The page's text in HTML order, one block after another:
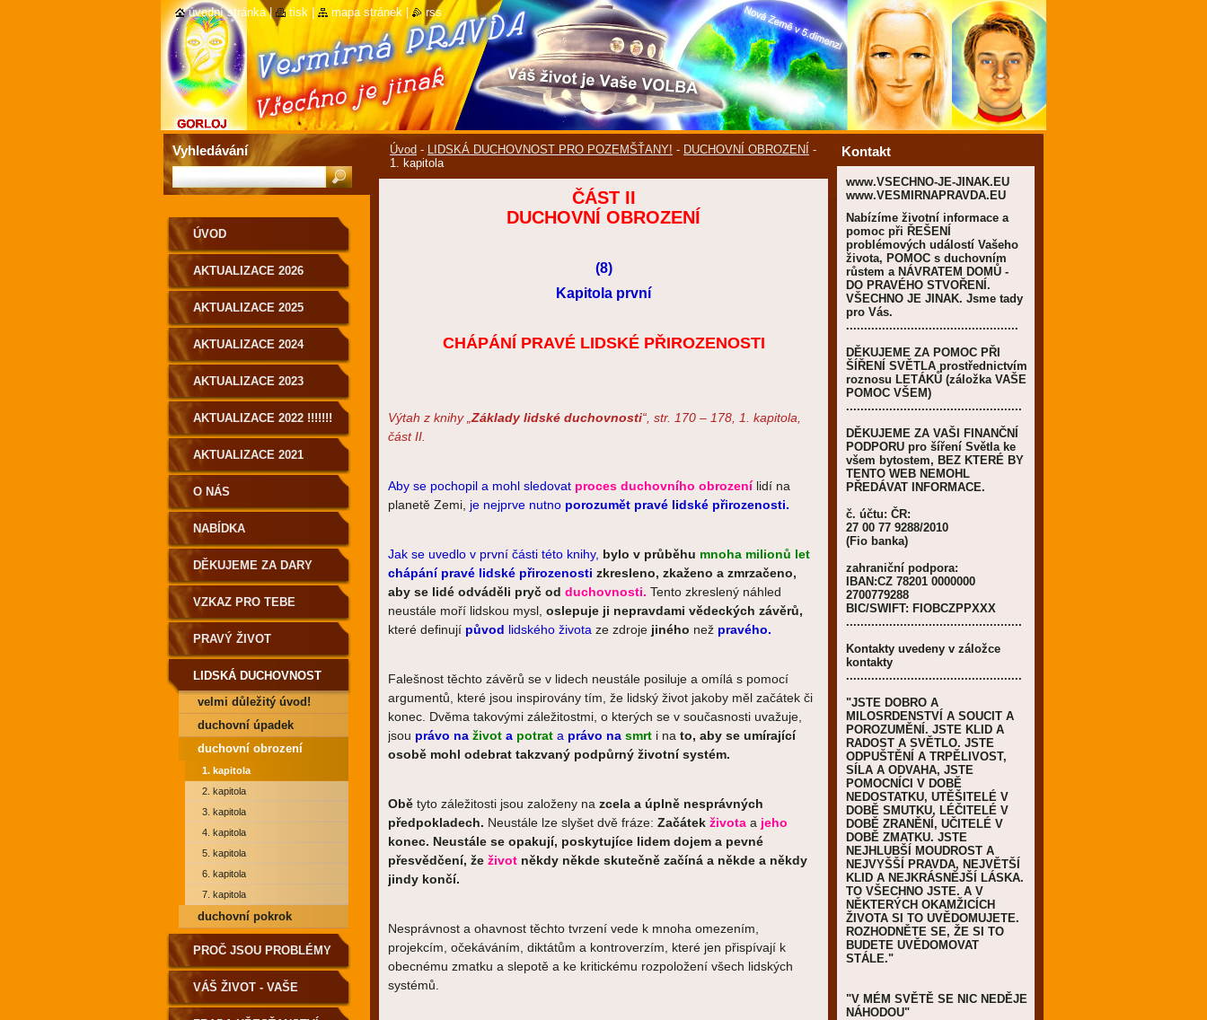
Úvod - LIDSKÁ DUCHOVNOST PRO POZEMŠŤANY! - DUCHOVNÍ OBROZENÍ -
1. kapitola
ČÁST II
DUCHOVNÍ OBROZENÍ
(8)
Kapitola první
CHÁPÁNÍ PRAVÉ LIDSKÉ PŘIROZENOSTI
Výtah z knihy „ Základy lidské duchovnosti“, str. 170 – 178, 1. kapitola,
část II.
Aby se pochopil a mohl sledovat proces duchovního obrozenílidí na
planetě Zemi, je nejprve nutno porozumět pravé lidské přirozenosti.
Jak se uvedlo v první části této knihy, bylo v průběhu mnoha milionů let
chápání pravé lidské přirozenosti zkresleno, zkaženo a zmrzačeno,
aby se lidé odváděli pryč od duchovnosti. Tento zkreslený náhled
neustále moří lidskou mysl, oslepuje ji nepravdami vědeckých závěrů,
které definují původ lidského života ze zdroje jiného než pravého.
Falešnost těchto závěrů se v lidech neustále posiluje a omílá s pomocí
argumentů, které jsou inspirovány tím, že lidský život jakoby měl začátek či
konec. Dvěma takovými záležitostmi, o kterých se v současnosti uvažuje,
jsou právo na život a potrat a právo na smrt i na to, aby se umírající
osobě mohl odebrat takzvaný podpůrný životní systém.
Obě tyto záležitosti jsou založeny na zcela a úplně nesprávných
předpokladech. Neustále lze slyšet dvě fráze: Začátek života a jeho
konec. Neustále se opakují, poskytujíce lidem dojem a pevné
přesvědčení, že život někdy někde skutečně začíná a někde a někdy
jindy končí.
Nesprávnost a ohavnost těchto tvrzení vede k mnoha omezením,
projekcím, očekáváním, diktátům a kontroverzím, které jen přispívají k
obecnému zmatku a slepotě a ke kritickému rozpoložení všech lidských
systémů.
ÚVOD
AKTUALIZACE 2026
AKTUALIZACE 2025
AKTUALIZACE 2024
AKTUALIZACE 2023
AKTUALIZACE 2022 !!!!!!!
AKTUALIZACE 2021
O NÁS
NABÍDKA
DĚKUJEME ZA DARY
VZKAZ PRO TEBE
PRAVÝ ŽIVOT
LIDSKÁ DUCHOVNOST
PRO POZEMŠŤANY!
velmi důležitý úvod!
duchovní úpadek
duchovní obrození
1. kapitola
2. kapitola
3. kapitola
4. kapitola
5. kapitola
6. kapitola
7. kapitola
duchovní pokrok
PROČ JSOU PROBLÉMY
A NEMOCI?
VÁŠ ŽIVOT - VAŠE
Kontakt
www.VSECHNO-JE-JINAK.EU
www.VESMIRNAPRAVDA.EU
Nabízíme životní informace a
pomoc při ŘEŠENÍ
problémových událostí Vašeho
života, POMOC s duchovním
růstem a NÁVRATEM DOMŮ -
DO PRAVÉHO STVOŘENÍ.
VŠECHNO JE JINAK. Jsme tady
pro Vás.
................................................
DĚKUJEME ZA POMOC PŘI
ŠÍŘENÍ SVĚTLA prostřednictvím
roznosu LETÁKŮ (záložka VAŠE
POMOC VŠEM)
.................................................
DĚKUJEME ZA VAŠI FINANČNÍ
PODPORU pro šíření Světla ke
všem bytostem, BEZ KTERÉ BY
TENTO WEB NEMOHL
PŘEDÁVAT INFORMACE.
č. účtu: ČR:
27 00 77 9288/2010
(Fio banka)
zahraniční podpora:
IBAN:CZ 78201 0000000
2700779288
BIC/SWIFT: FIOBCZPPXXX
.................................................
Kontakty uvedeny v záložce
kontakty
.................................................
"JSTE DOBRO A
MILOSRDENSTVÍ A SOUCIT A
POROZUMĚNÍ. JSTE KLID A
RADOST A SVĚTLO. JSTE
ODPUŠTĚNÍ A TRPĚLIVOST,
SÍLA A ODVAHA, JSTE
POMOCNÍCI V DOBĚ
NEDOSTATKU, UTĚŠITELÉ V
DOBĚ SMUTKU, LÉČITELÉ V
DOBĚ ZRANĚNÍ, UČITELÉ V
DOBĚ ZMATKU. JSTE
NEJHLUBŠÍ MOUDROST A
NEJVYŠŠÍ PRAVDA, NEJVĚTŠÍ
KLID A NEJKRÁSNĚJŠÍ LÁSKA.
TO VŠECHNO JSTE. A V
NĚKTERÝCH OKAMŽICÍCH
ŽIVOTA SI TO UVĚDOMUJETE.
ROZHODNĚTE SE, ŽE SI TO
BUDETE UVĚDOMOVAT
STÁLE."
"V MÉM SVĚTĚ SE NIC NEDĚJE
NÁHODOU"
Vyhledávání
úvodní stránka | tisk mapa stránek rss